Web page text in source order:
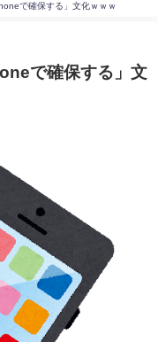
で確保する」文化ｗｗｗ
で確保する」文